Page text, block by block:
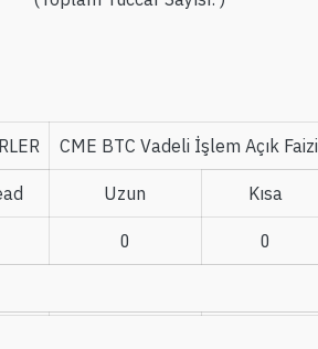
CME BTC Vadeli İşlem Açık Faizi
Uzun Kısa
0 0